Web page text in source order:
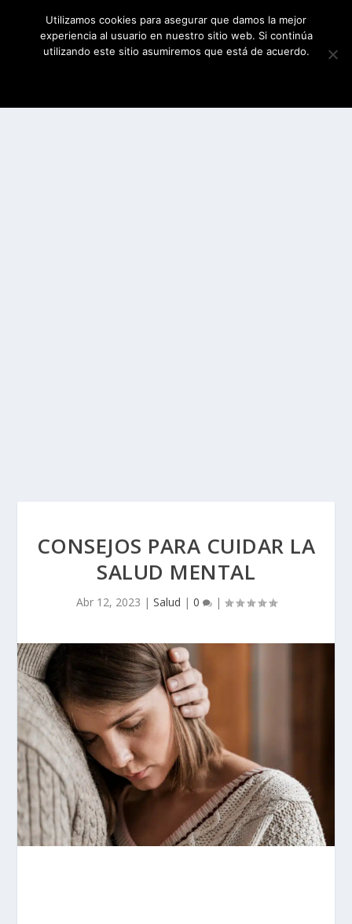
CONSEJOS PARA CUIDAR LA
SALUD MENTAL
Abr 12, 2023 | Salud | 0 |
Utilizamos cookies para asegurar que damos la mejor
experiencia al usuario en nuestro sitio web. Si continúa
utilizando este sitio asumiremos que está de acuerdo.